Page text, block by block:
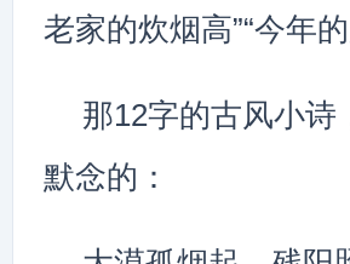
老家的炊烟高”“今年
那12字的古风小
默念的：